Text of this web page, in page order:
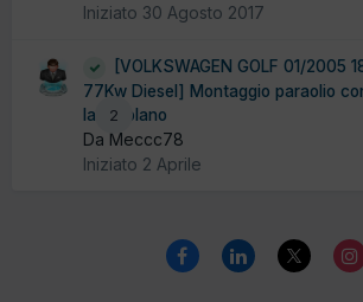
Iniziato 30 Agosto 2017
2
[VOLKSWAGEN GOLF 01/2005
77Kw Diesel] Montaggio paraolio
lato volano
Da Meccc78
Iniziato 2 Aprile